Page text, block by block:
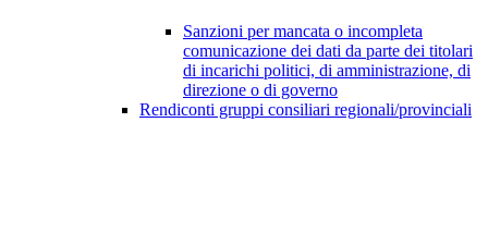
Sanzioni per mancata o incompleta
comunicazione dei dati da parte dei titolari
di incarichi politici, di amministrazione, di
direzione o di governo
Rendiconti gruppi consiliari regionali/provinciali